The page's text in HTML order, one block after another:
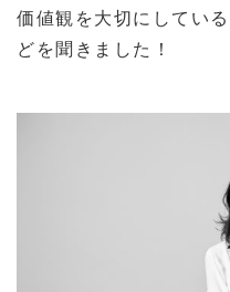
価値観を大切にしてい
どを聞きました！